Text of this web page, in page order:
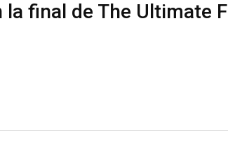
la final de The Ultimate